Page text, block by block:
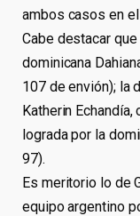
ambos casos en
Cabe destacar
dominicana
107 de envión); la
Katherin
lograda por la
97).
Es meritorio lo de
equipo argentino